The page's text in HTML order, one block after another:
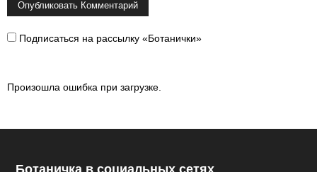
Подписаться на рассылку «Ботанички»
Произошла ошибка при загрузке.